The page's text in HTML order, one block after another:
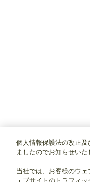
個人情報保護法の改正
ましたのでお知らせいた
当社では、お客様のウ